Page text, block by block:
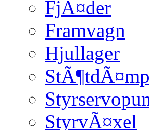
FjÃ¤der
Framvagn
Hjullager
StyrvÃ¤xel